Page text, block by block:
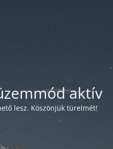
aktív
lesz. Köszönjük türelmét!